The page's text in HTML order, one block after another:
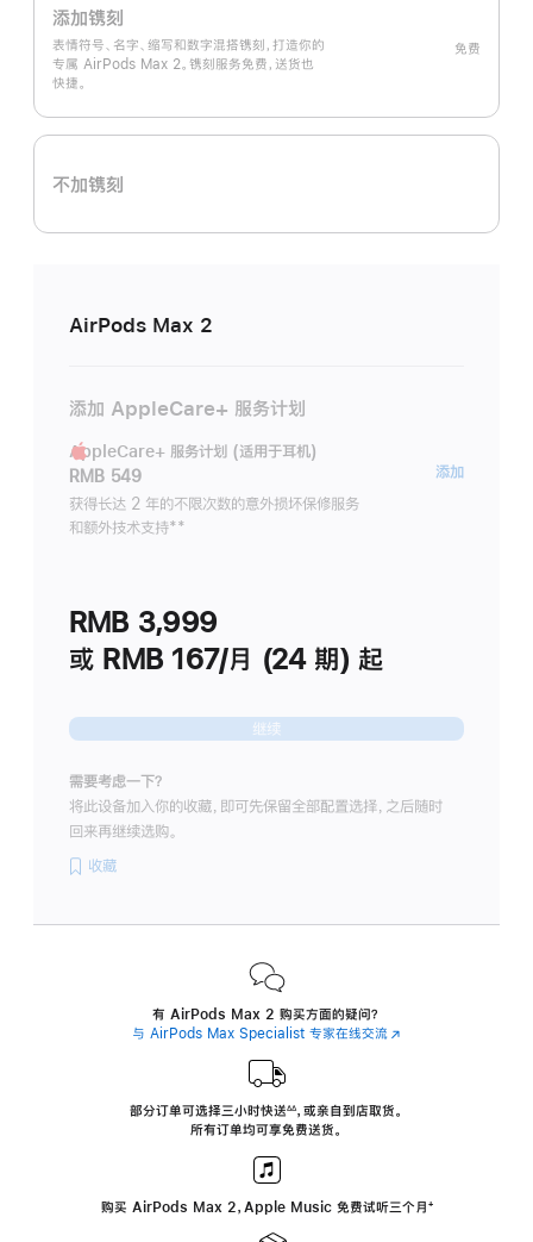
添加镌刻
表情符号、名字、缩写和数字混搭镌刻，打造你的
专属 AirPods Max 2。镌刻服务免费，送货也
快捷。
免费
不加镌刻
AirPods Max 2
添加 AppleCare+ 服务计划
AppleCare+ 服务计划 (适用于耳机)
RMB 549
获得长达 2 年的不限次数的意外损坏保修服务
和额外技术支持脚
**
添加
RMB 3,999
或 RMB 167/月 (24 期) 起
继续
需要考虑一下？
将此设备加入你的收藏，即可先保留全部配置选择，之后随时
回来再继续选购。
收藏
有 AirPods Max 2 购买方面的疑问？
与 AirPods Max Specialist 专家在线交流(在
中
部分订单可选择三小时快送∆∆， 或亲自到店取货。
所有订单均可享免费送货。
购买 AirPods Max 2，Apple Music 免费试听三个月 ‍脚
‍⁺